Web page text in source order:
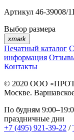
Артикул 46-39008/
Выбор размера
xmark
Печатный каталог
информация
Контакты
© 2020 ООО
Москве.
По будням
праздничные дни
+7 (495) 921-39-22 /